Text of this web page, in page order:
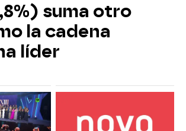
suma otro
la cadena
líder